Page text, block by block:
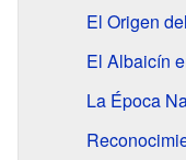
El Origen
El Albaicín
La Época